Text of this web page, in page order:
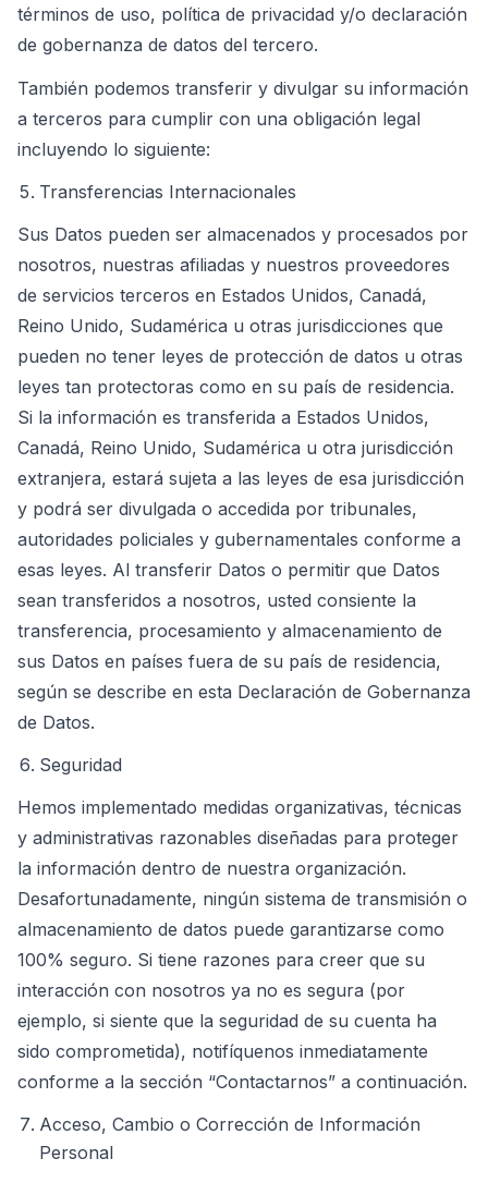
términos de uso, política de privacidad y/o declaración
de gobernanza de datos del tercero.
También podemos transferir y divulgar su información
a terceros para cumplir con una obligación legal
incluyendo lo siguiente:
Transferencias Internacionales
Sus Datos pueden ser almacenados y procesados por
nosotros, nuestras afiliadas y nuestros proveedores
de servicios terceros en Estados Unidos, Canadá,
Reino Unido, Sudamérica u otras jurisdicciones que
pueden no tener leyes de protección de datos u otras
leyes tan protectoras como en su país de residencia.
Si la información es transferida a Estados Unidos,
Canadá, Reino Unido, Sudamérica u otra jurisdicción
extranjera, estará sujeta a las leyes de esa jurisdicción
y podrá ser divulgada o accedida por tribunales,
autoridades policiales y gubernamentales conforme a
esas leyes. Al transferir Datos o permitir que Datos
sean transferidos a nosotros, usted consiente la
transferencia, procesamiento y almacenamiento de
sus Datos en países fuera de su país de residencia,
según se describe en esta Declaración de Gobernanza
de Datos.
Seguridad
Hemos implementado medidas organizativas, técnicas
y administrativas razonables diseñadas para proteger
la información dentro de nuestra organización.
Desafortunadamente, ningún sistema de transmisión o
almacenamiento de datos puede garantizarse como
100% seguro. Si tiene razones para creer que su
interacción con nosotros ya no es segura (por
ejemplo, si siente que la seguridad de su cuenta ha
sido comprometida), notifíquenos inmediatamente
conforme a la sección “Contactarnos” a continuación.
Acceso, Cambio o Corrección de Información
Personal